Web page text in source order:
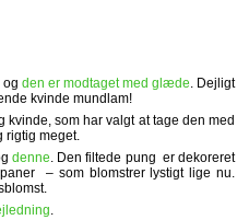
og den er modtaget med glæde. Dejligt
kvinde mundlam!
kvinde, som har valgt at tage den med
rigtig meget.
denne. Den filtede pung er dekoreret
– som blomstrer lystigt lige nu.
.